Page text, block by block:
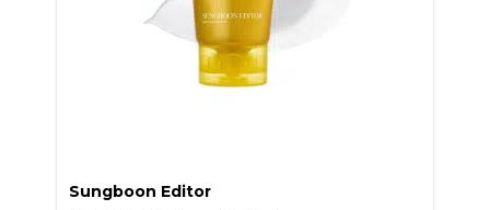
Sungboon Editor